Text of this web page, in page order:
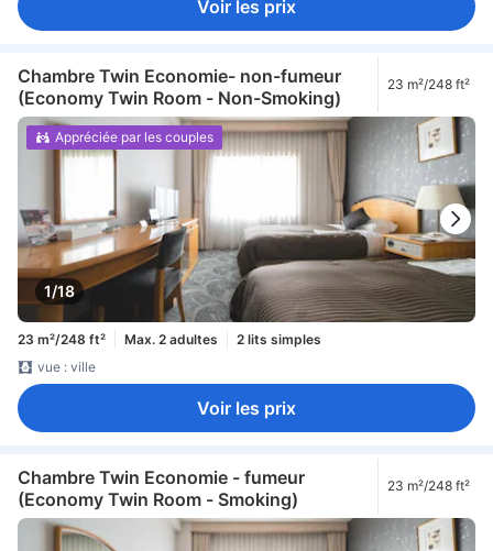
Voir les prix
Chambre Twin Economie- non-fumeur
(Economy Twin Room - Non-Smoking)
23 m²/248 ft²
1/18
Appréciée par les couples
23 m²/248 ft² Max. 2 adultes
2 lits simples
vue : ville
Voir les prix
Chambre Twin Economie - fumeur
(Economy Twin Room - Smoking)
23 m²/248 ft²